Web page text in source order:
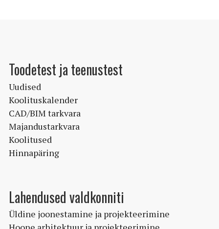
Toodetest ja teenustest
Uudised
Koolituskalender
CAD/BIM tarkvara
Majandustarkvara
Koolitused
Hinnapäring
Lahendused valdkonniti
Üldine joonestamine ja projekteerimine